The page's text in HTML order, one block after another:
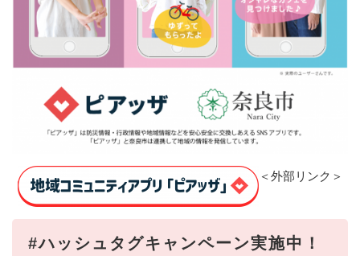
＜外部リンク＞
#ハッシュタグキャンペーン実施中！